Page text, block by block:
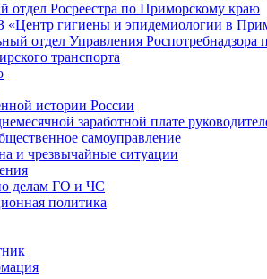
отдел Росреестра по Приморскому краю
гигиены и эпидемиологии в
отдел Управления
транспорта
истории России
заработной плате
самоуправление
и чрезвычайные ситуации
делам ГО и ЧС
политика